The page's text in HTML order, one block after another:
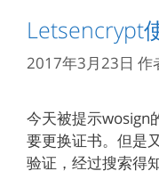
Letsencrypt
2017年3月23日 作
今天被提示wosign
要更换证书。但是
验证，经过搜索得